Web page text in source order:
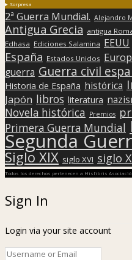
Sorpresa
2ª Guerra Mundial. Alejandro
Antigua Grecia antigua
Edhasa Ediciones Salamina EEUU
España Estados Unidos
guerra Guerra civil
Historia de España histórica
Japón libros literatura
Novela histórica Premios
Primera Guerra Mundial
Segunda
Siglo XIX siglo XVI siglo
Todos los derechos pertenecen a Hislibris
Sign In
Login via your site account